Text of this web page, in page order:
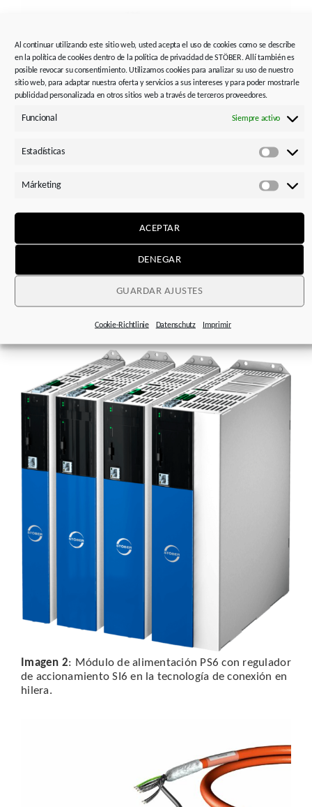
Al continuar utilizando este sitio web, usted acepta el uso de cookies como se describe
en la política de cookies dentro de la política de privacidad de STÖBER. Allí también es
posible revocar su consentimiento. Utilizamos cookies para analizar su uso de nuestro
sitio web, para adaptar nuestra oferta y servicios a sus intereses y para poder mostrarle
publicidad personalizada en otros sitios web a través de terceros proveedores.
Funcional Siempre activo
Estadísticas
Márketing
ACEPTAR
DENEGAR
GUARDAR AJUSTES
Cookie-Richtlinie Datenschutz Imprimir
: La familia de productos PS6: PS6A34, PS6A24
y PS6A44. A la derecha del todo: el nuevo PS6 High
Imagen 2: Módulo de alimentación PS6 con regulador
de accionamiento SI6 en la tecnología de conexión en
hilera.